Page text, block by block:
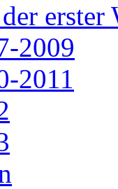
2009
2011